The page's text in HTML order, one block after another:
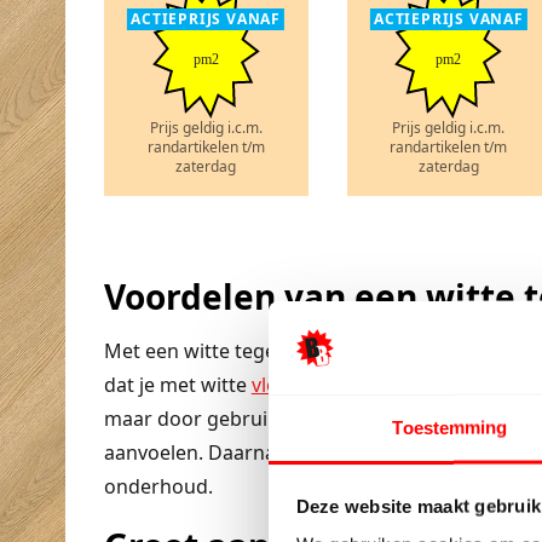
Toestemming
Deze website maakt
ACTIEPRIJS VANAF
pm2
Prijs geldig i.c.m.
randartikelen t/m
zaterdag
ACTIEPRIJS VANAF
pm2
Prijs geldig i.c.m.
randartikelen t/m
zaterdag
Voordelen van een witte
Met een witte tegel maak je een ruimte licht,
dat je met wittevloertegels
maar door gebruik te maken van lichtere
aanvoelen. Daarnaast is een witte vloertegel in
onderhoud.